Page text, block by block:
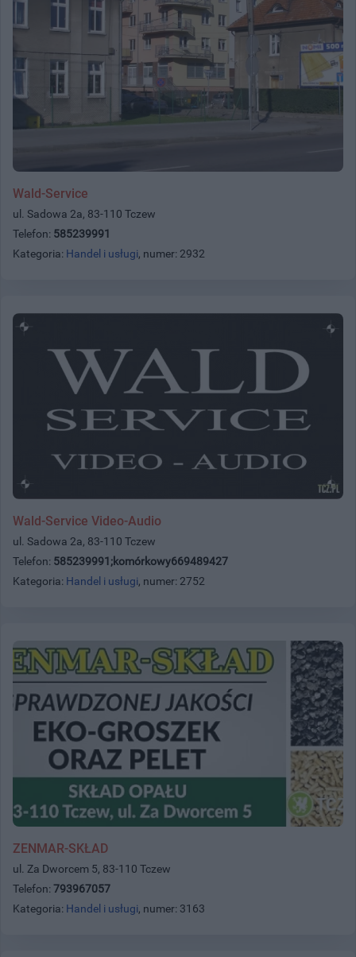
Wald-Service
ul. Sadowa 2a, 83-110 Tczew
Telefon: 585239991
Kategoria: Handel i usługi, numer: 2932
Wald-Service Video-Audio
ul. Sadowa 2a, 83-110 Tczew
Telefon: 585239991;komórkowy669489427
Kategoria: Handel i usługi, numer: 2752
ZENMAR-SKŁAD
ul. Za Dworcem 5, 83-110 Tczew
Telefon: 793967057
Kategoria: Handel i usługi, numer: 3163